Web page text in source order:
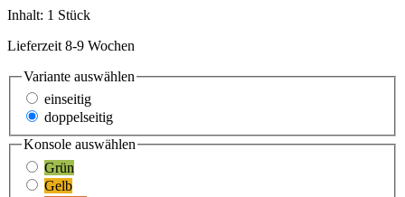
Inhalt: 1 Stück
Lieferzeit 8-9 Wochen
Variante auswählen
einseitig
doppelseitig
Konsole auswählen
Grün
Gelb